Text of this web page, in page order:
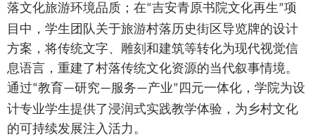
落文化旅游环境品质；在“吉安青原书院文化再生”项
目中，学生团队关于旅游村落历史街区导览牌的设计
方案，将传统文字、雕刻和建筑等转化为现代视觉信
息语言，重建了村落传统文化资源的当代叙事情境。
通过“教育—研究—服务—产业” 四元一体化，学院为设
计专业学生提供了浸润式实践教学体验，为乡村文化
的可持续发展注入活力。